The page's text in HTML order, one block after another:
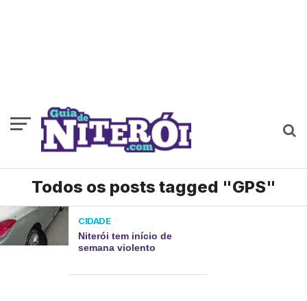
Todos os posts tagged "GPS"
CIDADE
Niterói tem início de
semana violento